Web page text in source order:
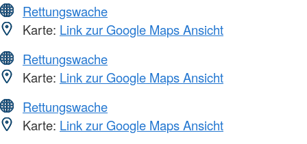
Rettungswache
Karte: Link zur Google Maps Ansicht
Rettungswache
Karte: Link zur Google Maps Ansicht
Rettungswache
Karte: Link zur Google Maps Ansicht